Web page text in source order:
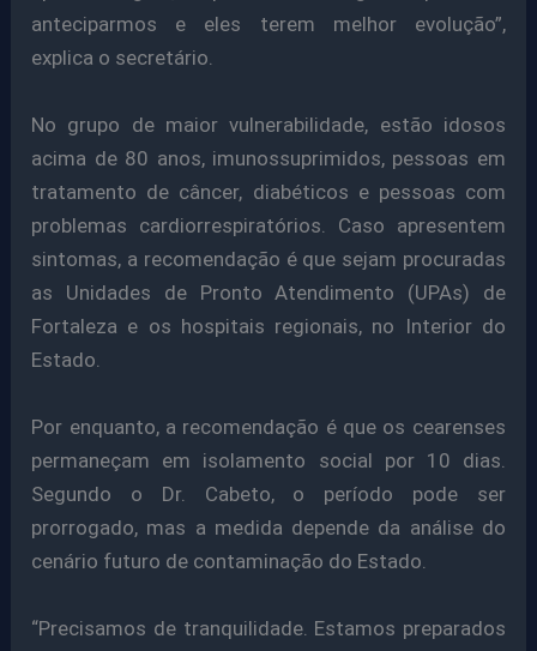
anteciparmos e eles terem melhor evolução”,
explica o secretário.
No grupo de maior vulnerabilidade, estão idosos
acima de 80 anos, imunossuprimidos, pessoas em
tratamento de câncer, diabéticos e pessoas com
problemas cardiorrespiratórios. Caso apresentem
sintomas, a recomendação é que sejam procuradas
as Unidades de Pronto Atendimento (UPAs) de
Fortaleza e os hospitais regionais, no Interior do
Estado.
Por enquanto, a recomendação é que os cearenses
permaneçam em isolamento social por 10 dias.
Segundo o Dr. Cabeto, o período pode ser
prorrogado, mas a medida depende da análise do
cenário futuro de contaminação do Estado.
“Precisamos de tranquilidade. Estamos preparados